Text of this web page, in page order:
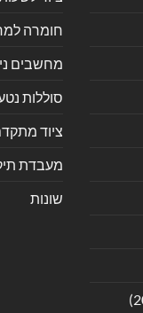
חומרה
מחשבים
סוללות
ציוד
מעבדת
שונות